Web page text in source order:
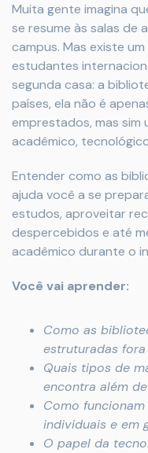
Muita gente imagina
se resume às salas de
campus. Mas existe
estudantes
segunda casa: a
países, ela não é
emprestados, mas
acadêmico,
Entender como as
ajuda você a se
estudos, aproveitar
despercebidos e até
acadêmico durante o
Você vai aprender:
Como as
estruturadas
Quais tipos de
encontra além
Como
individuais e em
O papel da